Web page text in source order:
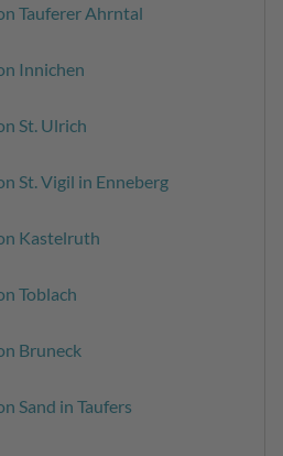
Tauferer Ahrntal
Innichen
St. Ulrich
St. Vigil in Enneberg
Kastelruth
Toblach
Bruneck
Sand in Taufers